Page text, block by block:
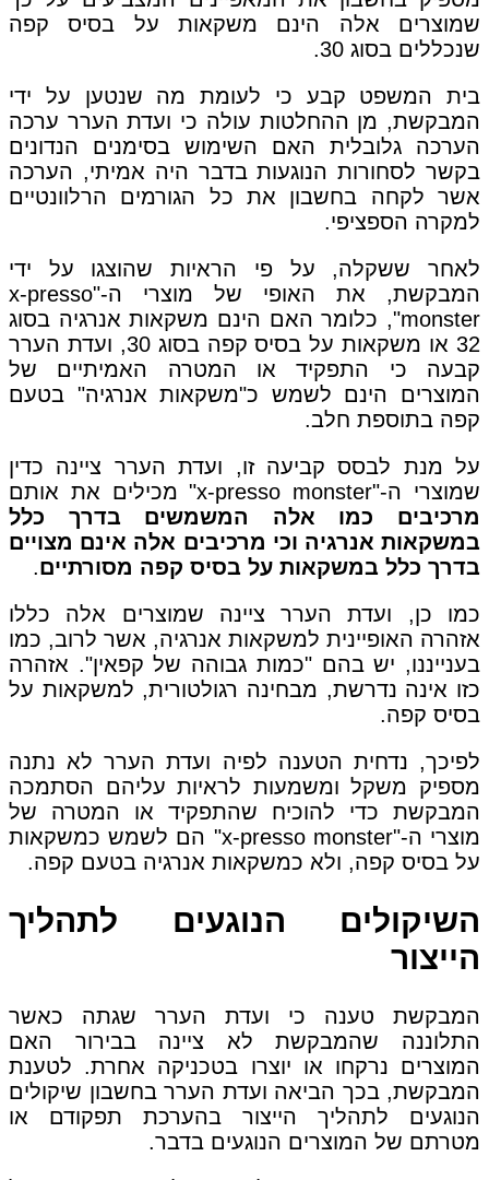
שמוצרים אלה הינם משקאות על בסיס קפה
שנכללים בסוג 30.
בית המשפט קבע כי לעומת מה שנטען על ידי
המבקשת, מן ההחלטות עולה כי ועדת הערר ערכה
הערכה גלובלית האם השימוש בסימנים הנדונים
בקשר לסחורות הנוגעות בדבר היה אמיתי, הערכה
אשר לקחה בחשבון את כל הגורמים הרלוונטיים
למקרה הספציפי.
לאחר ששקלה, על פי הראיות שהוצגו על ידי
המבקשת, את האופי של מוצרי ה-"x-presso
monster", כלומר האם הינם משקאות אנרגיה בסוג
32 או משקאות על בסיס קפה בסוג 30, ועדת הערר
קבעה כי התפקיד או המטרה האמיתיים של
המוצרים הינם לשמש כ"משקאות אנרגיה" בטעם
קפה בתוספת חלב.
על מנת לבסס קביעה זו, ועדת הערר ציינה כדין
שמוצרי ה-"x-presso monster" מכילים את אותם
מרכיבים כמו אלה המשמשים בדרך כלל
במשקאות אנרגיה וכי מרכיבים אלה אינם מצויים
בדרך כלל במשקאות על בסיס קפה מסורתיים.
כמו כן, ועדת הערר ציינה שמוצרים אלה כללו
אזהרה האופיינית למשקאות אנרגיה, אשר לרוב, כמו
בענייננו, יש בהם "כמות גבוהה של קפאין". אזהרה
כזו אינה נדרשת, מבחינה רגולטורית, למשקאות על
בסיס קפה.
לפיכך, נדחית הטענה לפיה ועדת הערר לא נתנה
מספיק משקל ומשמעות לראיות עליהם הסתמכה
המבקשת כדי להוכיח שהתפקיד או המטרה של
מוצרי ה-"x-presso monster" הם לשמש כמשקאות
על בסיס קפה, ולא כמשקאות אנרגיה בטעם קפה.
השיקולים הנוגעים לתהליך
הייצור
המבקשת טענה כי ועדת הערר שגתה כאשר
התלוננה שהמבקשת לא ציינה בבירור האם
המוצרים נרקחו או יוצרו בטכניקה אחרת. לטענת
המבקשת, בכך הביאה ועדת הערר בחשבון שיקולים
הנוגעים לתהליך הייצור בהערכת תפקודם או
מטרתם של המוצרים הנוגעים בדבר.